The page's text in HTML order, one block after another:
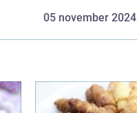
05 november 2024